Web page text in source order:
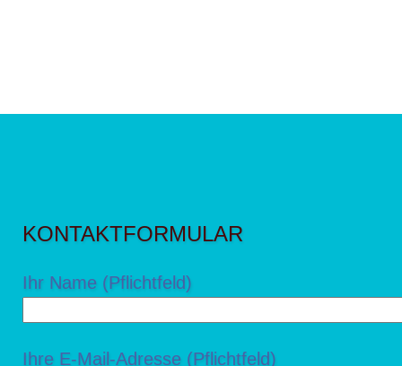
KONTAKTFORMULAR
Ihr Name (Pflichtfeld)
Ihre E-Mail-Adresse (Pflichtfeld)